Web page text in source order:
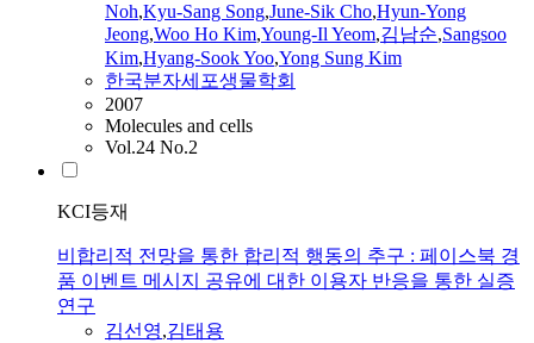
Noh,Kyu-Sang Song,June-Sik Cho,Hyun-Yong
Jeong,Woo Ho Kim,Young-Il Yeom,김남순,Sangsoo
Kim,Hyang-Sook Yoo,Yong Sung Kim
한국분자세포생물학회
2007
Molecules and cells
Vol.24 No.2
KCI등재
비합리적 전망을 통한 합리적 행동의 추구 : 페이스북 경
품 이벤트 메시지 공유에 대한 이용자 반응을 통한 실증
연구
김선영,김태용